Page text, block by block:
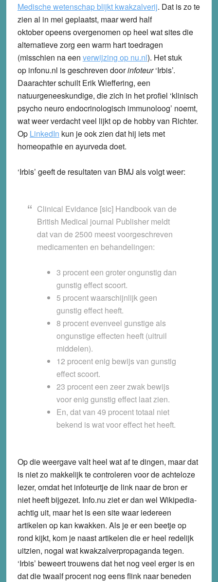
Medische wetenschap blijkt kwakzalverij. Dat is zo te
zien al in mei geplaatst, maar werd half
oktober opeens overgenomen op heel wat sites die
alternatieve zorg een warm hart toedragen
(misschien na een verwijzing op nu.nl). Het stuk
op infonu.nl is geschreven doorinfoteur‘Irbis’.
Daarachter schuilt Erik Wieffering, een
natuurgeneeskundige, die zich in het profiel ‘klinisch
psycho neuro endocrinologisch immunoloog’ noemt,
wat weer verdacht veel lijkt op de hobby van Richter.
Op LinkedIn kun je ook zien dat hij iets met
homeopathie en ayurveda doet.
‘Irbis’ geeft de resultaten van BMJ als volgt weer:
Clinical Evidance [sic] Handbook van de
British Medical journal Publisher meldt
dat van de 2500 meest voorgeschreven
medicamenten en behandelingen:
3 procent een groter ongunstig dan
gunstig effect scoort.
5 procent waarschijnlijk geen
gunstig effect heeft.
8 procent evenveel gunstige als
ongunstige effecten heeft (uitruil
middelen).
12 procent enig bewijs van gunstig
effect scoort.
23 procent een zeer zwak bewijs
voor enig gunstig effect laat zien.
En, dat van 49 procent totaal niet
bekend is wat voor effect het heeft.
Op die weergave valt heel wat af te dingen, maar dat
is niet zo makkelijk te controleren voor de achteloze
lezer, omdat het infoteurtje de link naar de bron er
niet heeft bijgezet. Info.nu ziet er dan wel Wikipedia-
achtig uit, maar het is een site waar iedereen
artikelen op kan kwakken. Als je er een beetje op
rond kijkt, kom je naast artikelen die er heel redelijk
uitzien, nogal wat kwakzalverpropaganda tegen.
‘Irbis’ beweert trouwens dat het nog veel erger is en
dat die twaalf procent nog eens flink naar beneden